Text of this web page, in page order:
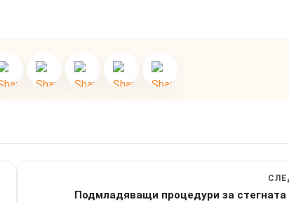
Подмладяващи процедури за стегната